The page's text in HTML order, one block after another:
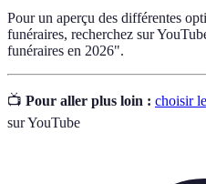
Pour un aperçu des différentes
funéraires, recherchez sur
funéraires en 2026".
📺 Pour aller plus loin : choisir
sur YouTube